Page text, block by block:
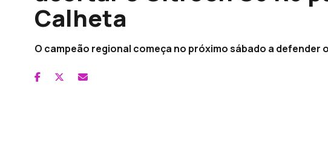
Calheta
O campeão regional começa no próximo sábado a defender